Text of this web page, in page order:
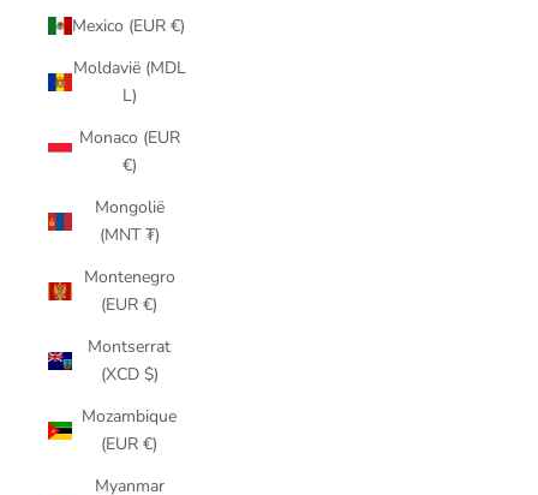
Mexico (EUR €)
Moldavië (MDL
L)
Monaco (EUR
€)
Mongolië
(MNT ₮)
Montenegro
(EUR €)
Montserrat
(XCD $)
Mozambique
(EUR €)
Myanmar